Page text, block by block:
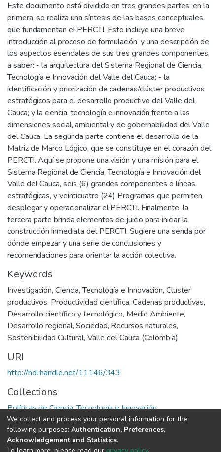
Este documento está dividido en tres grandes partes: en la
primera, se realiza una síntesis de las bases conceptuales
que fundamentan el PERCTI. Esto incluye una breve
introducción al proceso de formulación, y una descripción de
los aspectos esenciales de sus tres grandes componentes,
a saber: - la arquitectura del Sistema Regional de Ciencia,
Tecnología e Innovación del Valle del Cauca; - la
identificación y priorización de cadenas/clúster productivos
estratégicos para el desarrollo productivo del Valle del
Cauca; y la ciencia, tecnología e innovación frente a las
dimensiones social, ambiental y de gobernabilidad del Valle
del Cauca. La segunda parte contiene el desarrollo de la
Matriz de Marco Lógico, que se constituye en el corazón del
PERCTI. Aquí se propone una visión y una misión para el
Sistema Regional de Ciencia, Tecnología e Innovación del
Valle del Cauca, seis (6) grandes componentes o líneas
estratégicas, y veinticuatro (24) Programas que permiten
desplegar y operacionalizar el PERCTI. Finalmente, la
tercera parte brinda elementos de juicio para iniciar la
construcción inmediata del PERCTI. Sugiere una senda por
dónde empezar y una serie de conclusiones y
recomendaciones para orientar la acción colectiva.
Keywords
Investigación, Ciencia, Tecnología e Innovación, Cluster
productivos, Productividad científica, Cadenas productivas,
Desarrollo científico y tecnológico, Medio Ambiente,
Desarrollo regional, Sociedad, Recursos naturales,
Sostenibilidad Cultural, Valle del Cauca (Colombia)
URI
http://hdl.handle.net/11146/343
Collections
Políticas de Ciencia, Tecnología e Innovación
Full item page
We collect and process your personal information for the
following purposes: Authentication, Preferences,
Acknowledgement and Statistics.